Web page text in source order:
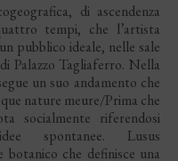
di ascendenza
tempi, che l’artista
pubblico ideale, nelle sale
Palazzo Tagliaferro. Nella
un suo andamento che
nature meure/Prima che
socialmente riferendosi
spontanee. Lusus
che definisce una